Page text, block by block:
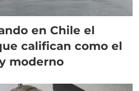
en Chile el
califican como el
moderno